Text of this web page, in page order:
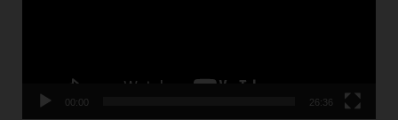
00:00 26:36